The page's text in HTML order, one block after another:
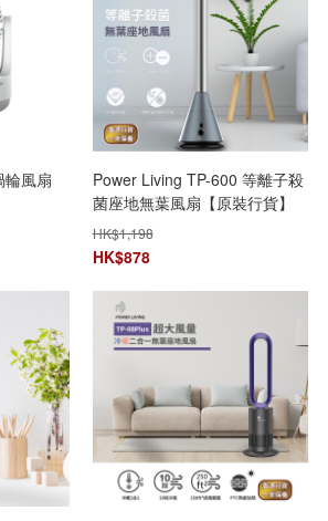
輪風扇
Power Living TP-600 等離子殺
菌座地無葉風扇【原裝行貨】
【 +贈送1件 Kusa NM300
iRelax 6滾輪頸椎按摩器】【免
運費】
HK$1,198
HK$878